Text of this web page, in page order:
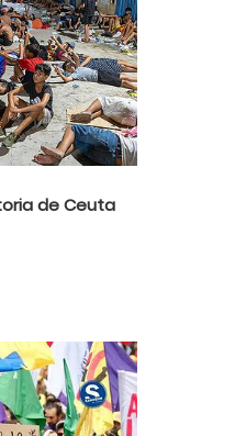
de Ceuta